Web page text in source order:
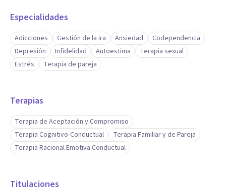
Especialidades
Adicciones Gestión de la ira Ansiedad
Codependencia
Depresión
Infidelidad Autoestima
Terapia sexual
Estrés
Terapia de pareja
Terapias
Terapia de Aceptación y Compromiso
Terapia Cognitivo-Conductual
Terapia Familiar y de Pareja
Terapia Racional Emotiva Conductual
Titulaciones